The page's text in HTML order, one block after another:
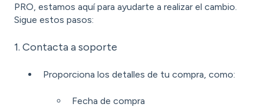
PRO, estamos aquí para ayudarte a realizar el cambio.
Sigue estos pasos:
1. Contacta a soporte
Proporciona los detalles de tu compra, como:
Fecha de compra